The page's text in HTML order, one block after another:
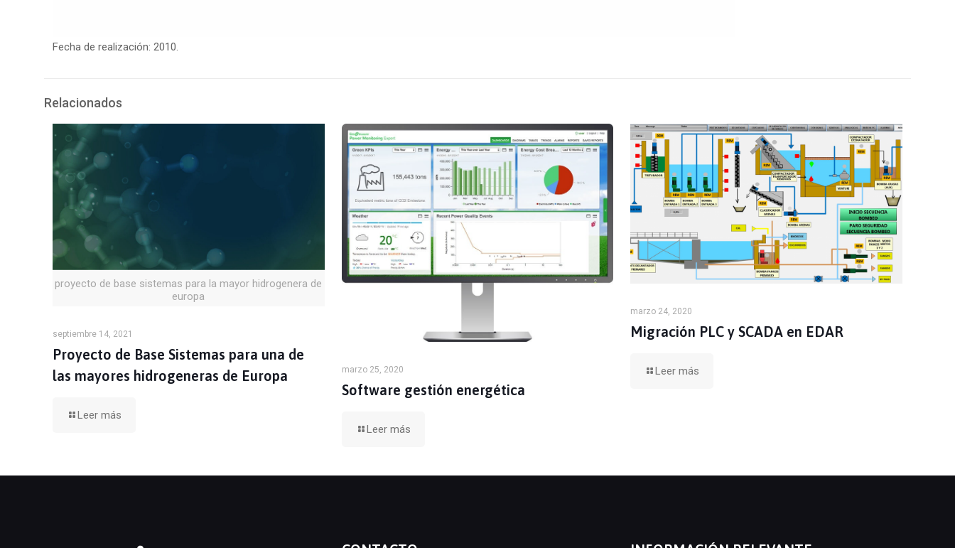
Fecha de realización: 2010.
Relacionados
proyecto de base sistemas para la mayor hidrogenera de
europa
septiembre 14, 2021
Proyecto de Base Sistemas para una de
las mayores hidrogeneras de Europa
Leer más
marzo 25, 2020
Software gestión energética
Leer más
marzo 24, 2020
Migración PLC y SCADA en EDAR
Leer más